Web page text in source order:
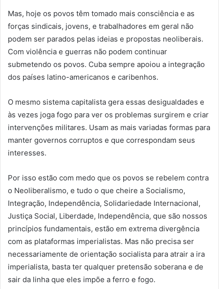
Mas, hoje os povos têm tomado mais consciência e as
forças sindicais, jovens, e trabalhadores em geral não
podem ser parados pelas ideias e propostas neoliberais.
Com violência e guerras não podem continuar
submetendo os povos. Cuba sempre apoiou a integração
dos países latino-americanos e caribenhos.
O mesmo sistema capitalista gera essas desigualdades e
às vezes joga fogo para ver os problemas surgirem e criar
intervenções militares. Usam as mais variadas formas para
manter governos corruptos e que correspondam seus
interesses.
Por isso estão com medo que os povos se rebelem contra
o Neoliberalismo, e tudo o que cheire a Socialismo,
Integração, Independência, Solidariedade Internacional,
Justiça Social, Liberdade, Independência, que são nossos
princípios fundamentais, estão em extrema divergência
com as plataformas imperialistas. Mas não precisa ser
necessariamente de orientação socialista para atrair a ira
imperialista, basta ter qualquer pretensão soberana e de
sair da linha que eles impõe a ferro e fogo.